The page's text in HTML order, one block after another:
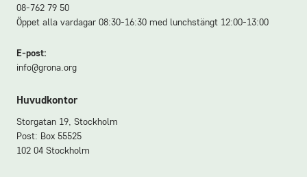
08-762 79 50
Öppet alla vardagar 08:30-16:30 med lunchstängt 12:00-13:00
E-post:
info@grona.org
Huvudkontor
Storgatan 19, Stockholm
Post: Box 55525
102 04 Stockholm